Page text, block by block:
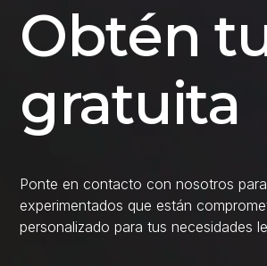
Obtén
gratuita
Ponte en contacto con nosotros
experimentados que están
personalizado para tus necesidades